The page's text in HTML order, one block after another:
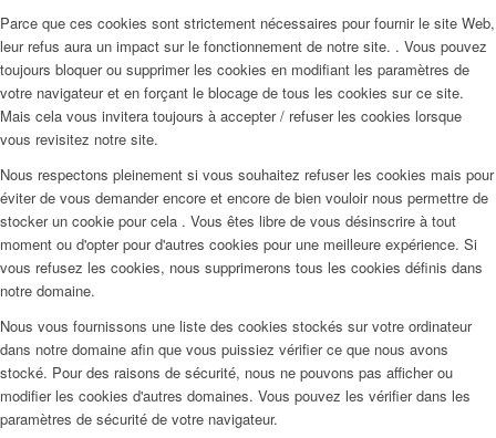
Parce que ces cookies sont strictement nécessaires pour fournir le site Web,
leur refus aura un impact sur le fonctionnement de notre site. . Vous pouvez
toujours bloquer ou supprimer les cookies en modifiant les paramètres de
votre navigateur et en forçant le blocage de tous les cookies sur ce site.
Mais cela vous invitera toujours à accepter / refuser les cookies lorsque
vous revisitez notre site.
Nous respectons pleinement si vous souhaitez refuser les cookies mais pour
éviter de vous demander encore et encore de bien vouloir nous permettre de
stocker un cookie pour cela . Vous êtes libre de vous désinscrire à tout
moment ou d'opter pour d'autres cookies pour une meilleure expérience. Si
vous refusez les cookies, nous supprimerons tous les cookies définis dans
notre domaine.
Nous vous fournissons une liste des cookies stockés sur votre ordinateur
dans notre domaine afin que vous puissiez vérifier ce que nous avons
stocké. Pour des raisons de sécurité, nous ne pouvons pas afficher ou
modifier les cookies d'autres domaines. Vous pouvez les vérifier dans les
paramètres de sécurité de votre navigateur.